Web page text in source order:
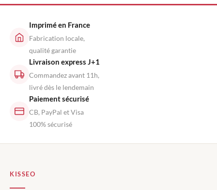
Imprimé en France
Fabrication locale,
qualité garantie
Livraison express J+1
Commandez avant 11h,
livré dès le lendemain
Paiement sécurisé
CB, PayPal et Visa
100% sécurisé
KISSEO